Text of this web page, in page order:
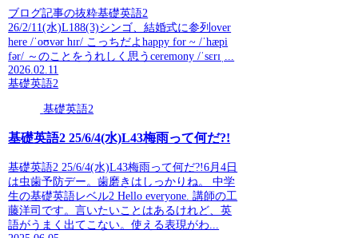
ブログ記事の抜粋基礎英語2
26/2/11(水)L188(3)シンゴ、結婚式に参列over
here /ˈoʊvər hɪr/ こっちだよhappy for ~ /ˈhæpi
fər/ ～のことをうれしく思うceremony /ˈsɛrɪˌ...
2026.02.11
基礎英語2
基礎英語2
基礎英語2 25/6/4(水)L43梅雨って何だ?!
基礎英語2 25/6/4(水)L43梅雨って何だ?!6月4日
は虫歯予防デー。歯磨きはしっかりね。 中学
生の基礎英語レベル2 Hello everyone. 講師の工
藤洋司です。言いたいことはあるけれど、英
語がうまく出てこない。使える表現がわ...